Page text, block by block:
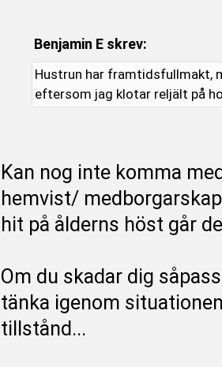
Benjamin E skrev:
Hustrun har framtidsfullmakt,
eftersom jag klotar reljält på
Kan nog inte komma
hemvist/
hit på ålderns höst går
Om du skadar dig
tänka igenom
tillstånd...